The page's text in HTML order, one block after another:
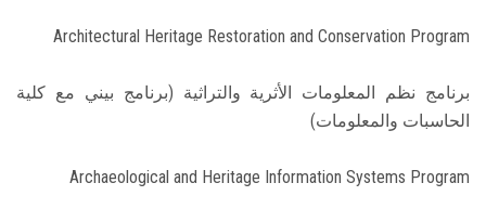
Architectural Heritage Restoration and Conservation Program
برنامج نظم المعلومات الأثرية والتراثية (برنامج بيني مع كلية
الحاسبات والمعلومات)
Archaeological and Heritage Information Systems Program